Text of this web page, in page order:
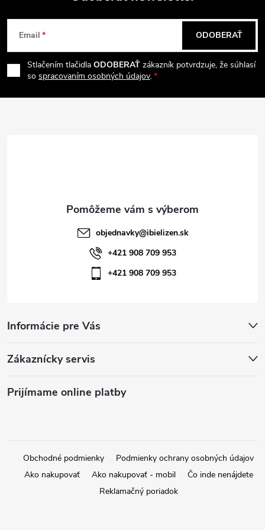
e
p
r
v
a
i
e
Z
á
p
Email
Stlačením tlačidla ODOBERAŤ zákazník potvrdzuje, že súhlasí
so spracovaním osobných údajov.
ODOBERAŤ
Informácie pre Vás
Zákaznícky servis
Prijímame online platby
objednavky@ibielizen.sk
+421 908 709 953
+421 908 709 953
Obchodné podmienky
Podmienky ochrany osobných údajov
Ako nakupovať
Ako nakupovať - mobil
Čo inde nenájdete
Reklamačný poriadok